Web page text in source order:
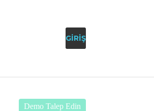
GIRIŞ
Demo Talep Edin